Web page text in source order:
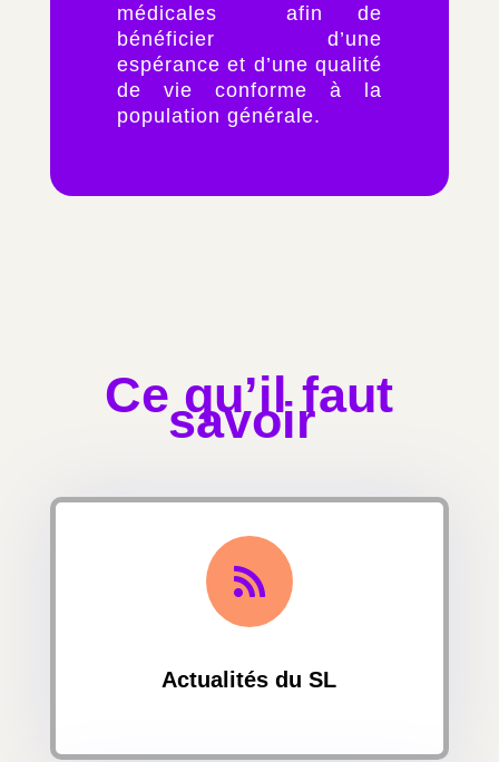
médicales afin de
bénéficier d’une
espérance et d’une qualité
de vie conforme à la
population générale.
Ce qu’il faut
savoir

Actualités du SL